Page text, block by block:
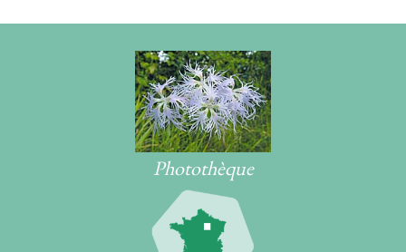
Photothèque